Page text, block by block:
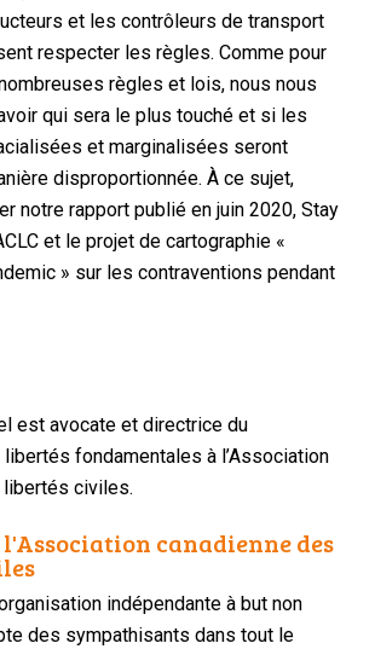
et les contrôleurs de transport
respecter les règles. Comme pour
règles et lois, nous nous
qui sera le plus touché et si les
et marginalisées seront
disproportionnée. À ce sujet,
notre rapport publié en juin 2020, Stay
et le projet de cartographie «
» sur les contraventions pendant
est avocate et directrice du
fondamentales à l’Association
libertés civiles.
l'Association canadienne des
organisation indépendante à but non
des sympathisants dans tout le